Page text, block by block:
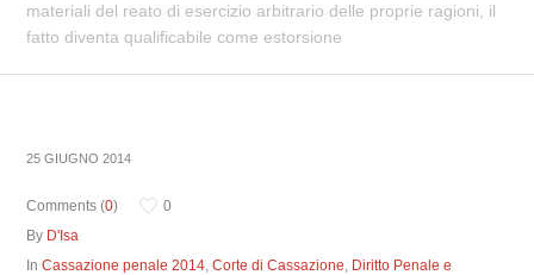
materiali del reato di esercizio arbitrario delle proprie ragioni, il
fatto diventa qualificabile come estorsione
25 GIUGNO 2014
Comments (0)
0
By D'Isa
InCassazione penale 2014,Corte di Cassazione, Diritto Penale e